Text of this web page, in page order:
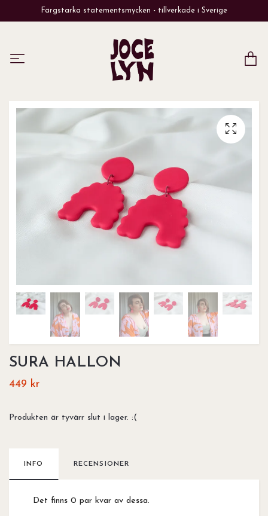
Färgstarka statementsmycken - tillverkade i Sverige
SURA HALLON
449 kr
Produkten är tyvärr slut i lager. :(
INFO RECENSIONER
Det finns 0 par kvar av dessa.